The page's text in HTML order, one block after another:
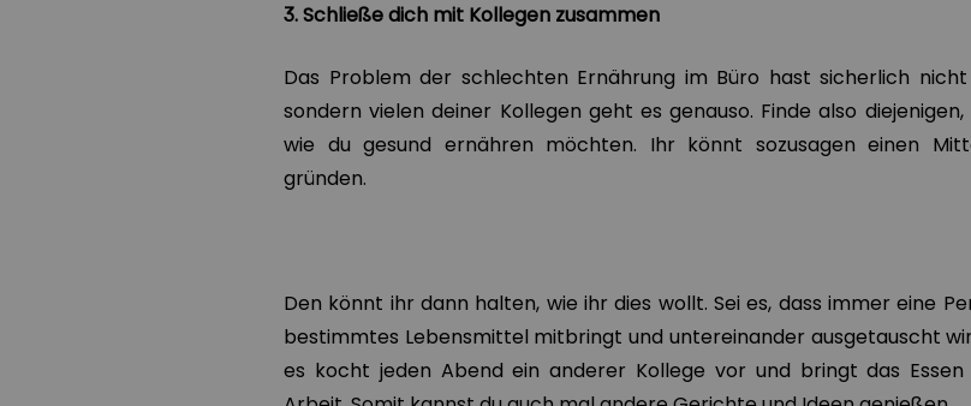
3. Schließe dich mit Kollegen zusammen
Das Problem der schlechten Ernährung im Büro hast sicherlich
sondern vielen deiner Kollegen geht es genauso. Finde also diejenigen,
wie du gesund ernähren möchten. Ihr könnt sozusagen einen
gründen.
Den könnt ihr dann halten, wie ihr dies wollt. Sei es, dass immer eine
bestimmtes Lebensmittel mitbringt und untereinander ausgetauscht
es kocht jeden Abend ein anderer Kollege vor und bringt das